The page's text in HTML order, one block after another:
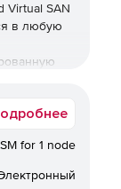
Virtual SAN
в любую
for 1 node